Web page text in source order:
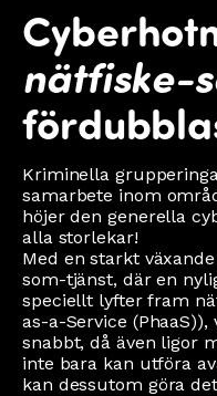
nätfiske-
Kriminella
samarbete inom
höjer den generella
alla storlekar!
Med en starkt
som-tjänst, där en
speciellt lyfter fram
as-a-Service
snabbt, då även ligor
inte bara kan utföra
kan dessutom göra